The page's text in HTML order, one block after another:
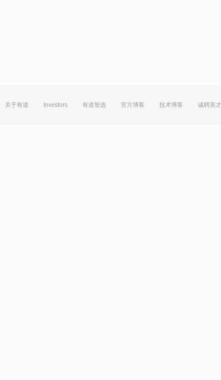
关于有道 Investors 有道智选 官方博客 技术博客 诚聘英才